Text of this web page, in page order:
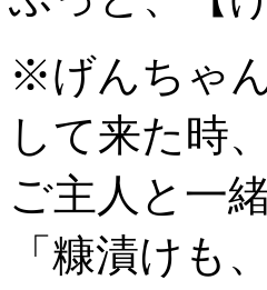
※げんちゃ
して来た時、
ご主人と一
「糠漬けも